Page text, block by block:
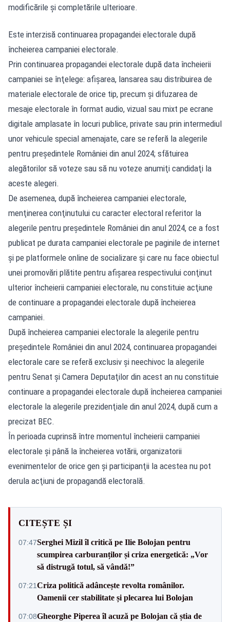
modificările şi completările ulterioare.
Este interzisă continuarea propagandei electorale după
încheierea campaniei electorale.
Prin continuarea propagandei electorale după data încheierii
campaniei se înţelege: afişarea, lansarea sau distribuirea de
materiale electorale de orice tip, precum şi difuzarea de
mesaje electorale în format audio, vizual sau mixt pe ecrane
digitale amplasate în locuri publice, private sau prin intermediul
unor vehicule special amenajate, care se referă la alegerile
pentru preşedintele României din anul 2024; sfătuirea
alegătorilor să voteze sau să nu voteze anumiţi candidaţi la
aceste alegeri.
De asemenea, după încheierea campaniei electorale,
menţinerea conţinutului cu caracter electoral referitor la
alegerile pentru preşedintele României din anul 2024, ce a fost
publicat pe durata campaniei electorale pe paginile de internet
şi pe platformele online de socializare şi care nu face obiectul
unei promovări plătite pentru afişarea respectivului conţinut
ulterior încheierii campaniei electorale, nu constituie acţiune
de continuare a propagandei electorale după încheierea
campaniei.
După încheierea campaniei electorale la alegerile pentru
preşedintele României din anul 2024, continuarea propagandei
electorale care se referă exclusiv şi neechivoc la alegerile
pentru Senat şi Camera Deputaţilor din acest an nu constituie
continuare a propagandei electorale după încheierea campaniei
electorale la alegerile prezidenţiale din anul 2024, după cum a
precizat BEC.
În perioada cuprinsă între momentul încheierii campaniei
electorale şi până la încheierea votării, organizatorii
evenimentelor de orice gen şi participanţii la acestea nu pot
derula acţiuni de propagandă electorală.
CITEȘTE ȘI
07:47Serghei Mizil îl critică pe Ilie Bolojan pentru
scumpirea carburanților și criza energetică: „Vor
să distrugă totul, să vândă!”
07:21Criza politică adâncește revolta românilor.
Oamenii cer stabilitate și plecarea lui Bolojan
07:08Gheorghe Piperea îl acuză pe Bolojan că știa de